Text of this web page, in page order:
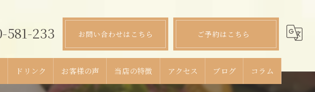
581-233 お問い合わせはこちら ご予約はこちら
ドリンク お客様の声 当店の特徴 アクセス ブログ コラム